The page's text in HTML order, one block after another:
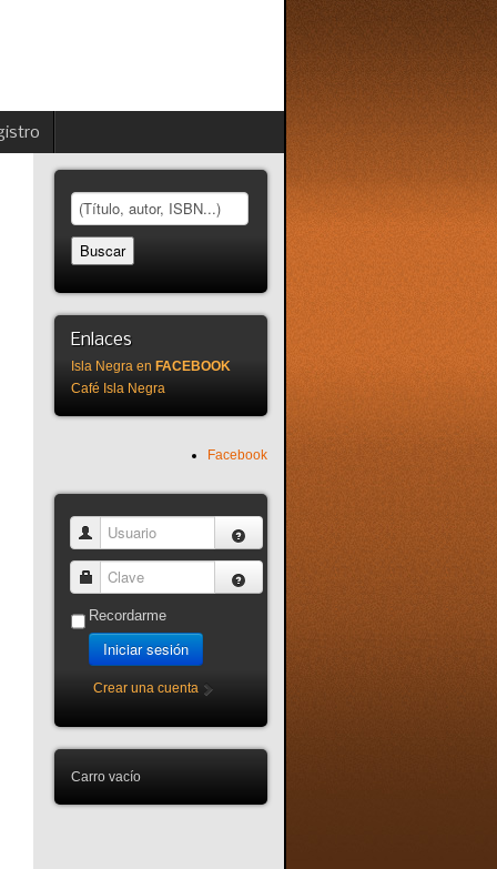
Enlaces
Isla Negra en FACEBOOK
Café Isla Negra
Facebook
Usuario
Clave
Recordarme
Iniciar sesión
Crear una cuenta
Carro vacío